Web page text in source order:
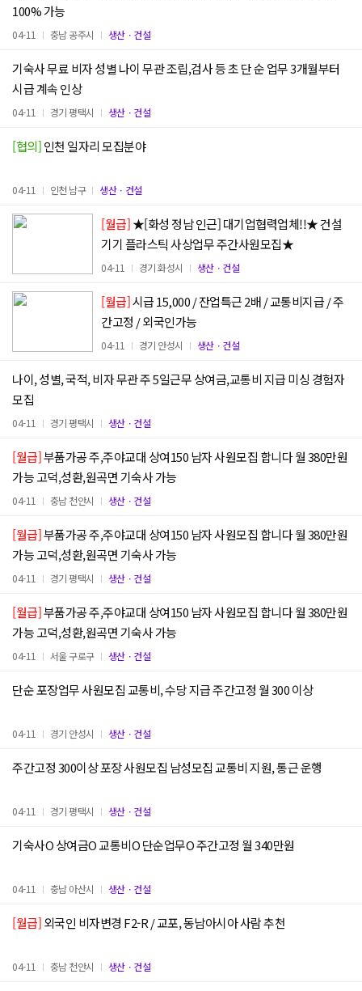
100% 가능
04-11 충남 공주시 생산ㆍ건설
기숙사 무료 비자 성별 나이 무관 조립,검사 등 초 단 순 업무 3개월부터
시급 계속 인상
04-11 경기 평택시 생산ㆍ건설
[협의]인천 일자리 모집분야
04-11 인천 남구 생산ㆍ건설
[월급]
기기 플라스틱 사상업무 주간사원모집★
04-11 경기 화성시 생산ㆍ건설
[월급]
간고정 / 외국인가능
04-11 경기 안성시 생산ㆍ건설
나이, 성별, 국적, 비자 무관 주 5일근무 상여금,교통비 지급 미싱 경험자
모집
04-11 경기 평택시 생산ㆍ건설
[월급]
가능 고덕,성환,원곡면 기숙사 가능
04-11 충남 천안시 생산ㆍ건설
[월급]
가능 고덕,성환,원곡면 기숙사 가능
04-11 경기 평택시 생산ㆍ건설
[월급]
가능 고덕,성환,원곡면 기숙사 가능
04-11 서울 구로구 생산ㆍ건설
단순 포장업무 사원모집 교통비, 수당 지급 주간고정 월 300 이상
04-11 경기 안성시 생산ㆍ건설
주간고정 300이상 포장 사원모집 남성모집 교통비 지원, 통근 운행
04-11 경기 평택시 생산ㆍ건설
기숙사O 상여금O 교통비O 단순업무O 주간고정 월 340만원
04-11 충남 아산시 생산ㆍ건설
[월급]외국인 비자변경 F2-R / 교포, 동남아시아 사람 추천
04-11 충남 천안시 생산ㆍ건설